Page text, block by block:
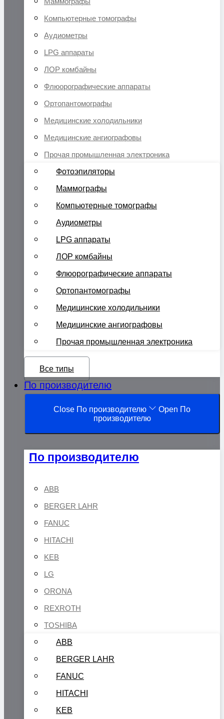
Компьютерные томографы
Аудиометры
LPG аппараты
ЛОР комбайны
Флюорографические аппараты
Ортопантомографы
Медицинские холодильники
Медицинские ангиографовы
Прочая промышленная электроника
Фотоэпиляторы
Маммографы
Компьютерные томографы
Аудиометры
LPG аппараты
ЛОР комбайны
Флюорографические аппараты
Ортопантомографы
Медицинские холодильники
Медицинские ангиографовы
Прочая промышленная электроника
Все типы
По производителю
Close По производителю
Open По
производителю
По производителю
ABB
BERGER LAHR
FANUC
HITACHI
KEB
LG
ORONA
REXROTH
TOSHIBA
ABB
BERGER LAHR
FANUC
HITACHI
KEB